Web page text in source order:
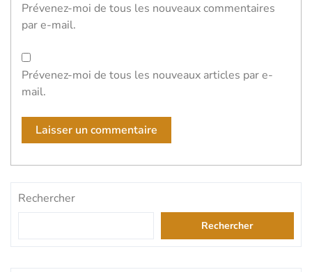
Prévenez-moi de tous les nouveaux commentaires
par e-mail.
Prévenez-moi de tous les nouveaux articles par e-
mail.
Rechercher
Rechercher